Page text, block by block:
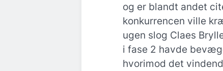
og er blandt andet
konkurrencen ville
ugen slog Claes
i fase 2 havde
hvorimod det